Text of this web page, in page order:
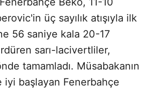
üç sayılık atışıyla ilk
56 saniye kala 20-17
sarı-lacivertliler,
tamamladı. Müsabakanın
başlayan Fenerbahçe